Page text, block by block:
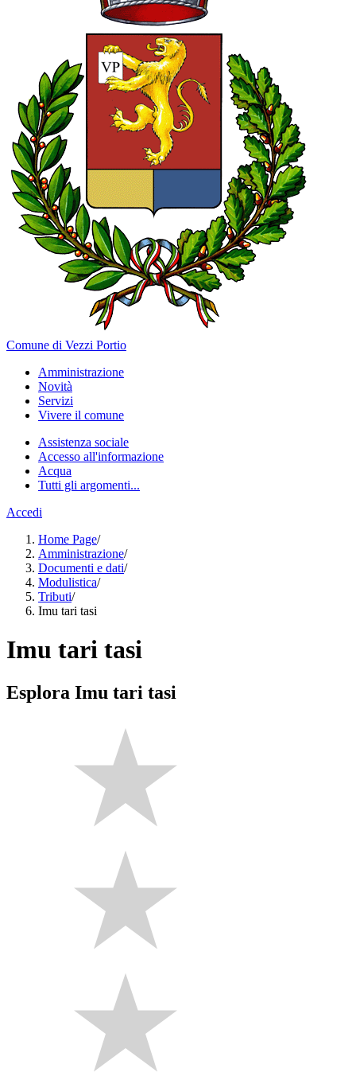
Comune di Vezzi Portio
Amministrazione
Novità
Servizi
Vivere il comune
Assistenza sociale
Accesso all'informazione
Acqua
Tutti gli argomenti...
Accedi
Home Page/
Amministrazione/
Documenti e dati/
Modulistica/
Tributi/
Imu tari tasi
Imu tari tasi
Esplora Imu tari tasi